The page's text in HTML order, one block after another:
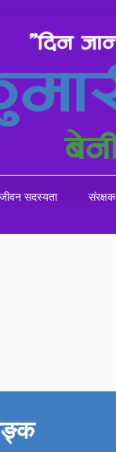
सदस्यता संरक्षक